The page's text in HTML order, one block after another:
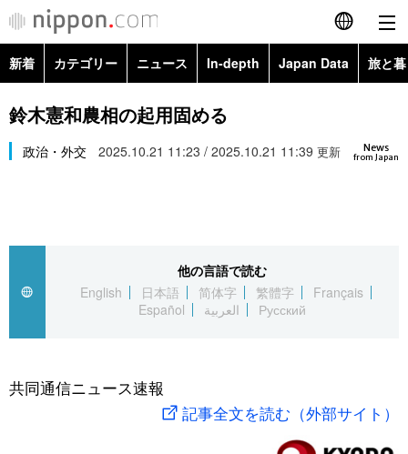
English
繁體字
العربية
社会
旅と暮らし
新着 カテゴリー ニュース In-depth Japan Data 旅と
政治・外交
経済・ビジネス
社会
文化
科学・技術
暮らし
Images
お知らせ
鈴木憲和農相の起用固める
News
from Japan
政治・外交 2025.10.21 11:23 / 2025.10.21 11:39 更新
他の言語で読む
English
日本語 简体字 繁體字
Français
Español
العربية Русский
共同通信ニュース速報
記事全文を読む（外部サイト）